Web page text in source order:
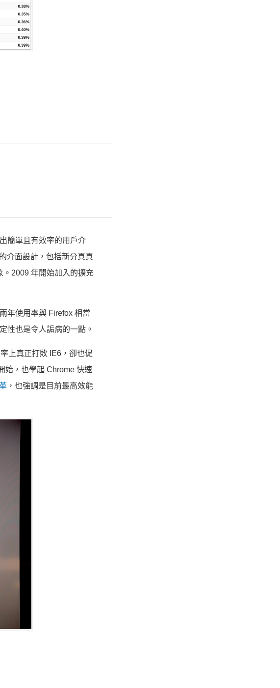
簡單且有效率的用戶介
介面設計，包括新分頁頁
。2009 年開始加入的擴充
年使用率與 Firefox 相當
性也是令人詬病的一點。
上真正打敗 IE6，卻也促
始，也學起 Chrome 快速
，也強調是目前最高效能